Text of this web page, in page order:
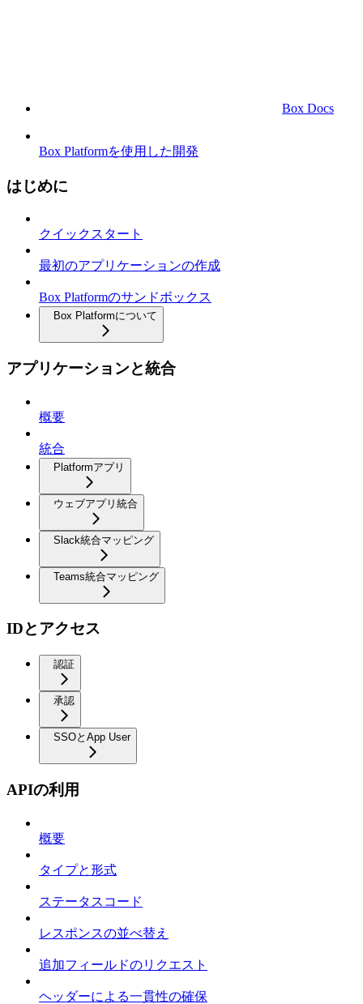
Box Docs
Box Platformを使用した開発
はじめに
クイックスタート
最初のアプリケーションの作成
Box Platformのサンドボックス
Box Platformについて
アプリケーションと統合
概要
統合
Platformアプリ
ウェブアプリ統合
Slack統合マッピング
Teams統合マッピング
IDとアクセス
認証
承認
SSOとApp User
APIの利用
概要
タイプと形式
ステータスコード
レスポンスの並べ替え
追加フィールドのリクエスト
ヘッダーによる一貫性の確保